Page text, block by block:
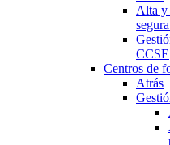
Alta y
CCSE
Centros de
Atrás